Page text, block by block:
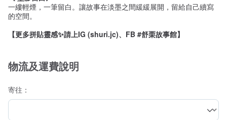
一縷輕煙，一筆留白。讓故事在淡墨之間緩緩展開，留給自己續寫
的空間。
【更多拼貼靈感✨請上IG (shuri.jc)、FB #舒栗故事館】
物流及運費說明
寄往：